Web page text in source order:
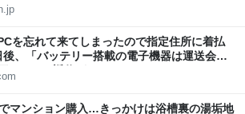
ン
を忘れて来てしまったので指定住所に着払
、「バッテリー搭載の電子機器は運送会社
さい」と返信がきた
マンション購入…きっかけは浴槽裏の湯垢地